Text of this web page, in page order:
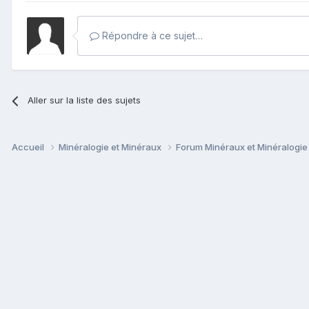
Répondre à ce sujet…
Aller sur la liste des sujets
Accueil Minéralogie et Minéraux Forum Minéraux et Minéralogie